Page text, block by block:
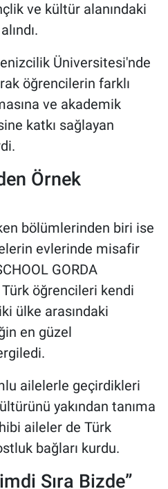
ve kültür alanındaki
Üniversitesi'nde
öğrencilerin farklı
ve akademik
katkı sağlayan
Örnek
bölümlerinden biri ise
evlerinde misafir
GORDA
öğrencileri kendi
ülke arasındaki
en güzel
ailelerle geçirdikleri
yakından tanıma
aileler de Türk
bağları kurdu.
Sıra Bizde”